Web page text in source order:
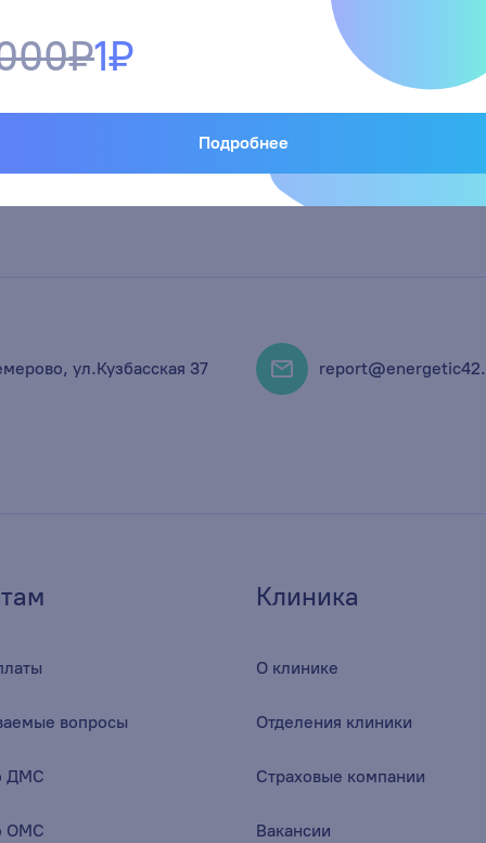
1₽
Подробнее
ул.Кузбасская 37
вопросы
ДМС
ОМС
Клиника
О клинике
Отделения клиники
Страховые компании
Вакансии